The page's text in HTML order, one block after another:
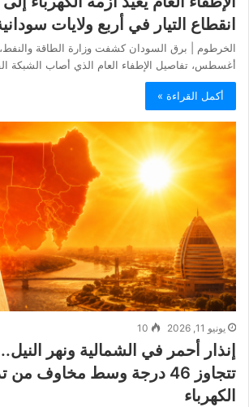
انقطاع التيار في أربع ولايات
أغسطس، تفاصيل الإطفاء العام الذي أصاب الشبكة
أكمل القراءة »
يونيو 11, 2026 10
إنذار أحمر في الشمالية ونهر
تتجاوز 46 درجة وسط مخاوف
الكهرباء